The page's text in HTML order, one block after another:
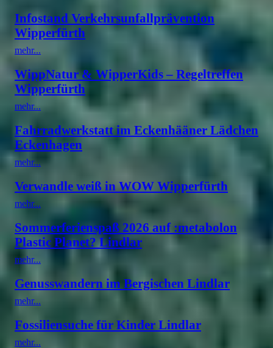
Infostand Verkehrsunfallprävention
Wipperfürth
mehr...
WippNatur & WipperKids – Regeltreffen
Wipperfürth
mehr...
Fahrradwerkstatt im Eckenhääner Lädchen
Eckenhagen
mehr...
Verwandle weiß in WOW Wipperfürth
mehr...
Sommerferienspaß 2026 auf :metabolon
Plastic Planet? Lindlar
mehr...
Genusswandern im Bergischen Lindlar
mehr...
Fossiliensuche für Kinder Lindlar
mehr...